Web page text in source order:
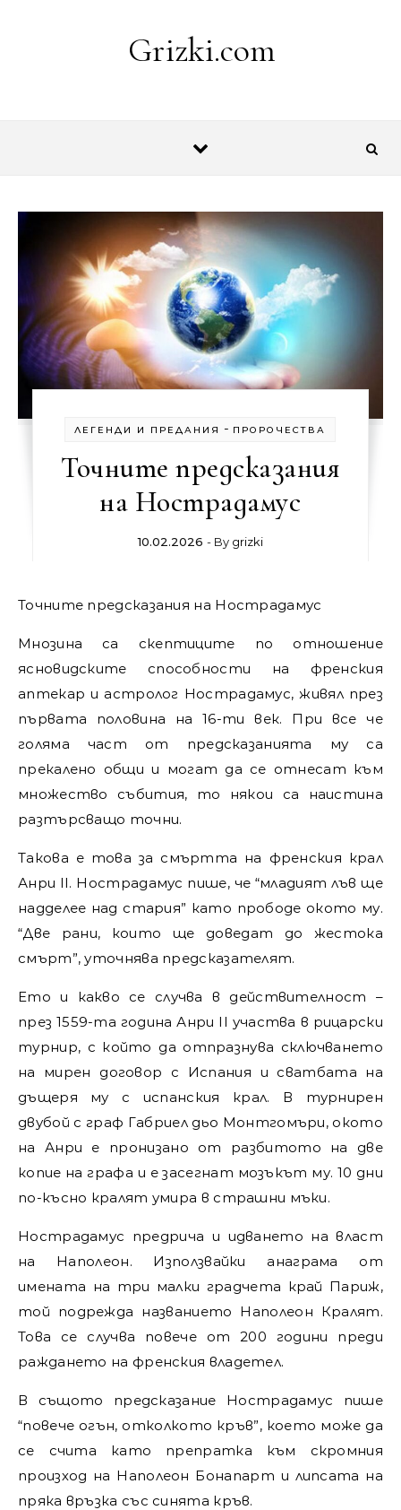
Grizki.com
ЛЕГЕНДИ И ПРЕДАНИЯ - ПРОРОЧЕСТВА
Точните предсказания
на Нострадамус
10.02.2026 - By grizki
Точните предсказания на Нострадамус
Мнозина са скептиците по отношение
ясновидските способности на френския
аптекар и астролог Нострадамус, живял през
първата половина на 16-ти век. При все че
голяма част от предсказанията му са
прекалено общи и могат да се отнесат към
множество събития, то някои са наистина
разтърсващо точни.
Такова е това за смъртта на френския крал
Анри II. Нострадамус пише, че “младият лъв ще
надделее над стария” като прободе окото му.
“Две рани, които ще доведат до жестока
смърт”, уточнява предсказателят.
Ето и какво се случва в действителност –
през 1559-та година Анри II участва в рицарски
турнир, с който да отпразнува сключването
на мирен договор с Испания и сватбата на
дъщеря му с испанския крал. В турнирен
двубой с граф Габриел дьо Монтгомъри, окото
на Анри е пронизано от разбитото на две
копие на графа и е засегнат мозъкът му. 10 дни
по-късно кралят умира в страшни мъки.
Нострадамус предрича и идването на власт
на Наполеон. Използвайки анаграма от
имената на три малки градчета край Париж,
той подрежда названието Наполеон Кралят.
Това се случва повече от 200 години преди
раждането на френския владетел.
В същото предсказание Нострадамус пише
“повече огън, отколкото кръв”, което може да
се счита като препратка към скромния
произход на Наполеон Бонапарт и липсата на
пряка връзка със синята кръв.